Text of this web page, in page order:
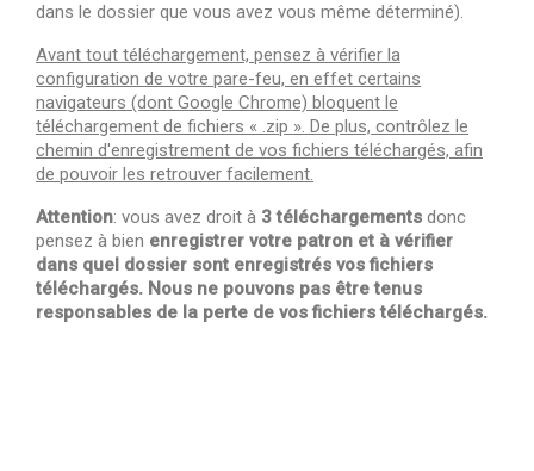
dans le dossier que vous avez vous même déterminé).
Avant tout téléchargement, pensez à vérifier la
configuration de votre pare-feu, en effet certains
navigateurs (dont Google Chrome) bloquent le
téléchargement de fichiers « .zip ». De plus, contrôlez le
chemin d'enregistrement de vos fichiers téléchargés, afin
de pouvoir les retrouver facilement.
Attention: vous avez droit à 3 téléchargements donc
pensez à bien enregistrer votre patron et à vérifier
dans quel dossier sont enregistrés vos fichiers
téléchargés. Nous ne pouvons pas être tenus
responsables de la perte de vos fichiers téléchargés.